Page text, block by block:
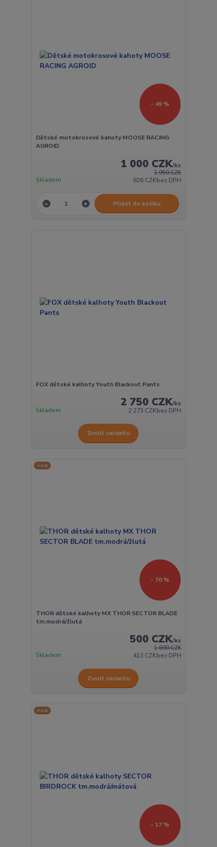
- 49 %
Dětské motokrosové kahoty MOOSE RACING
AGROID
1 950 CZK
1 000 CZK/ks
826 CZKbez DPH
Skladem
Přidat do košíku
FOX dětské kalhoty Youth Blackout Pants
2 750 CZK/ks
2 273 CZKbez DPH
Skladem
Zvolit variantu
Akce
- 70 %
THOR dětské kalhoty MX THOR SECTOR BLADE
tm.modrá/žlutá
1 690 CZK
500 CZK/ks
413 CZKbez DPH
Skladem
Zvolit variantu
Akce
- 17 %